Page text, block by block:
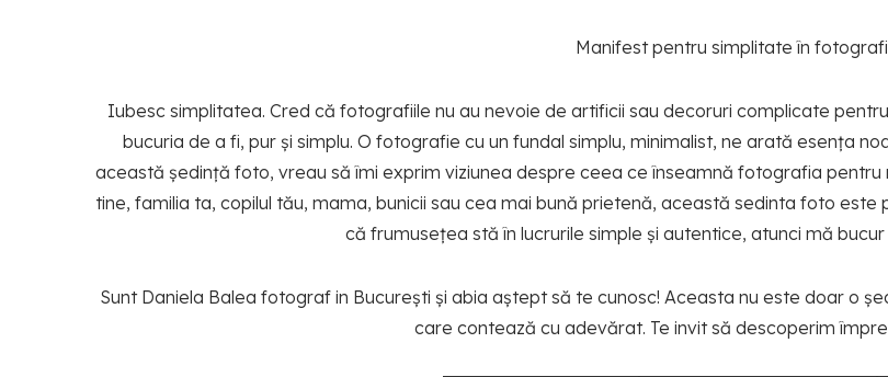
Manifest pentru simplitate în
Iubesc simplitatea. Cred că fotografiile nu au nevoie de artificii sau decoruri complicate
bucuria de a fi, pur și simplu. O fotografie cu un fundal simplu, minimalist, ne arată esența
această ședință foto, vreau să îmi exprim viziunea despre ceea ce înseamnă fotografia
tine, familia ta, copilul tău, mama, bunicii sau cea mai bună prietenă, această sedinta foto
că frumusețea stă în lucrurile simple și autentice, atunci mă
Sunt Daniela Balea fotograf in București și abia aștept să te cunosc! Aceasta nu este doar o
care contează cu adevărat. Te invit să descoperim